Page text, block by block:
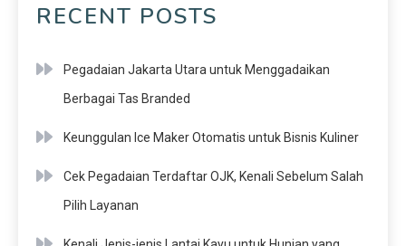
RECENT POSTS
Pegadaian Jakarta Utara untuk Menggadaikan
Berbagai Tas Branded
Keunggulan Ice Maker Otomatis untuk Bisnis Kuliner
Cek Pegadaian Terdaftar OJK, Kenali Sebelum Salah
Pilih Layanan